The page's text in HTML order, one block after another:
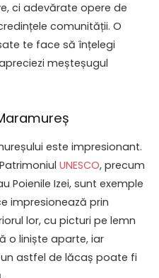
ci adevărate opere de
comunității. O
te face să înțelegi
meșteșugul
este impresionant.
UNESCO, precum
Poienile Izei, sunt exemple
impresionează prin
lor, cu picturi pe lemn
o liniște aparte, iar
astfel de lăcaș poate fi